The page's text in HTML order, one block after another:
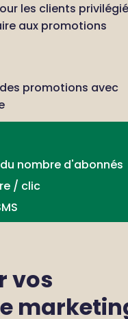
les clients
aux promotions
promotions avec
nombre d'abonnés
/ clic
vos